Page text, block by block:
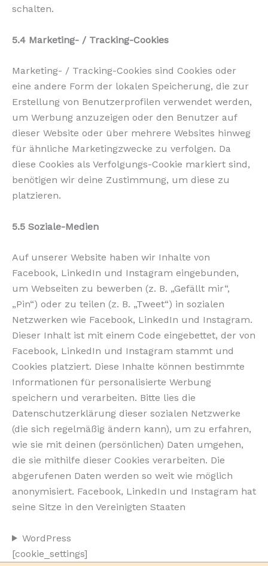
schalten.
5.4 Marketing- / Tracking-Cookies
Marketing- / Tracking-Cookies sind Cookies oder
eine andere Form der lokalen Speicherung, die zur
Erstellung von Benutzerprofilen verwendet werden,
um Werbung anzuzeigen oder den Benutzer auf
dieser Website oder über mehrere Websites hinweg
für ähnliche Marketingzwecke zu verfolgen. Da
diese Cookies als Verfolgungs-Cookie markiert sind,
benötigen wir deine Zustimmung, um diese zu
platzieren.
5.5 Soziale-Medien
Auf unserer Website haben wir Inhalte von
Facebook, LinkedIn und Instagram eingebunden,
um Webseiten zu bewerben (z. B. „Gefällt mir“,
„Pin“) oder zu teilen (z. B. „Tweet“) in sozialen
Netzwerken wie Facebook, LinkedIn und Instagram.
Dieser Inhalt ist mit einem Code eingebettet, der von
Facebook, LinkedIn und Instagram stammt und
Cookies platziert. Diese Inhalte können bestimmte
Informationen für personalisierte Werbung
speichern und verarbeiten. Bitte lies die
Datenschutzerklärung dieser sozialen Netzwerke
(die sich regelmäßig ändern kann), um zu erfahren,
wie sie mit deinen (persönlichen) Daten umgehen,
die sie mithilfe dieser Cookies verarbeiten. Die
abgerufenen Daten werden so weit wie möglich
anonymisiert. Facebook, LinkedIn und Instagram hat
seine Sitze in den Vereinigten Staaten
WordPress
[cookie_settings]